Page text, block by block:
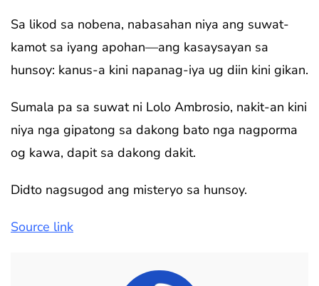
Sa likod sa nobena, nabasahan niya ang suwat-
kamot sa iyang apohan—ang kasaysayan sa
hunsoy: kanus-a kini napanag-iya ug diin kini gikan.
Sumala pa sa suwat ni Lolo Ambrosio, nakit-an kini
niya nga gipatong sa dakong bato nga nagporma
og kawa, dapit sa dakong dakit.
Didto nagsugod ang misteryo sa hunsoy.
Source link